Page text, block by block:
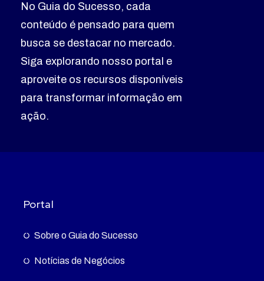
No Guia do Sucesso, cada
conteúdo é pensado para quem
busca se destacar no mercado.
Siga explorando nosso portal e
aproveite os recursos disponíveis
para transformar informação em
ação.
Portal
Sobre o Guia do Sucesso
Notícias de Negócios